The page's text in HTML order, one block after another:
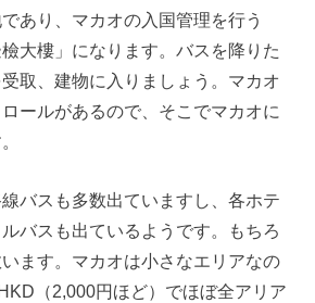
あり、マカオの入国管理を行う
檢大樓」になります。バスを降りた
取、建物に入りましょう。マカオ
ールがあるので、そこでマカオに
バスも多数出ていますし、各ホテ
バスも出ているようです。もちろ
ます。マカオは小さなエリアなの
（2,000円ほど）でほぼ全アリア